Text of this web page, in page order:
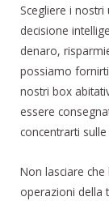
Scegliere i
decisione
denaro,
possiamo
nostri box
essere
concentrarti
Non lasciare
operazioni della